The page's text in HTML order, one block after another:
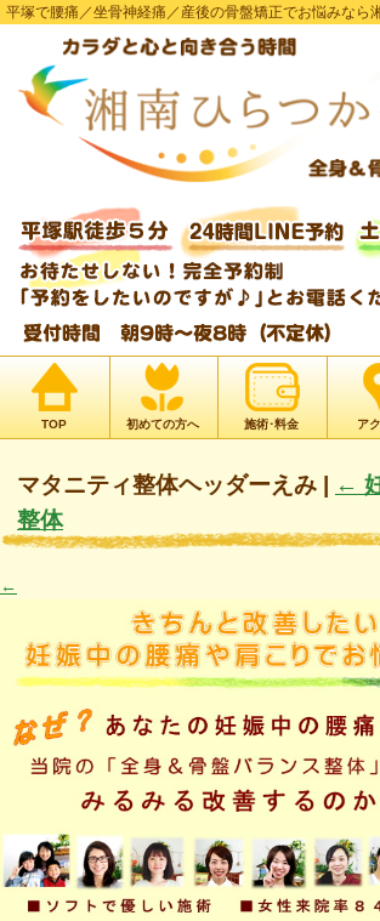
平塚で腰痛／坐骨神経痛／産後の骨盤矯正でお悩みなら
TOP 初めての方へ 施術･料金 ア
マタニティ整体ヘッダーえみ | ←
整体
←